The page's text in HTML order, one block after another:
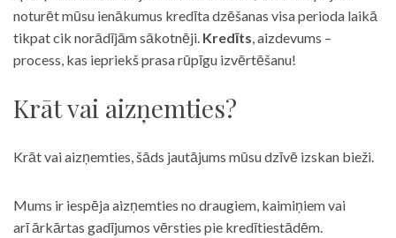
noturēt mūsu ienākumus kredīta dzēšanas visa perioda laikā
tikpat cik norādījām sākotnēji. Kredīts, aizdevums –
process, kas iepriekš prasa rūpīgu izvērtēšanu!
Krāt vai aizņemties?
Krāt vai aizņemties, šāds jautājums mūsu dzīvē izskan bieži.
Mums ir iespēja aizņemties no draugiem, kaimiņiem vai
arī ārkārtas gadījumos vērsties pie kredītiestādēm.